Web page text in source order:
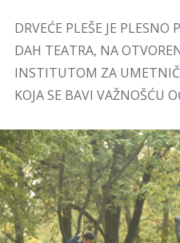
DRVEĆE PLEŠE JE
DAH TEATRA, NA
INSTITUTOM ZA
KOJA SE BAVI VAŽNOŠĆU